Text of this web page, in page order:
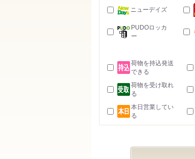
ニューデイズ
PUDOロッカ
ー
荷物を持込発送
できる
荷物を受け取れ
る
本日営業してい
る